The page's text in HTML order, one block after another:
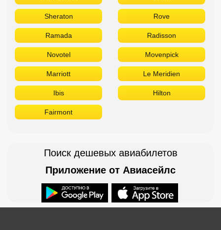
Fairmont
Поиск дешевых авиабилетов
Приложение от Авиасейлс
Горящие туры в Телеграм